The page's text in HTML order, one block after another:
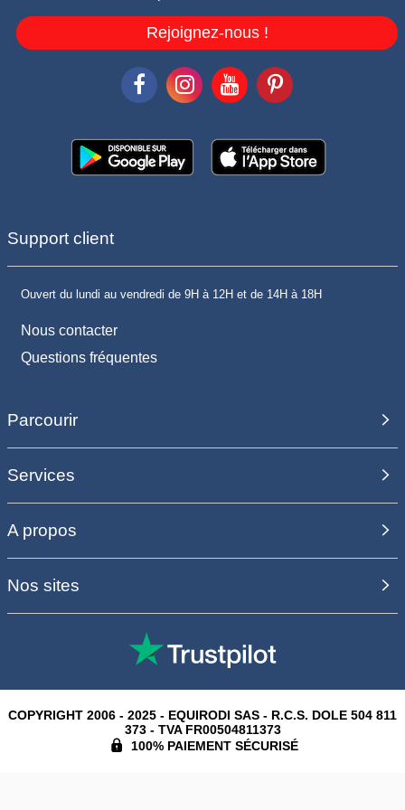
Rejoignez-nous !
Support client
Ouvert du lundi au vendredi de 9H à 12H et de 14H à 18H
Nous contacter
Questions fréquentes
Parcourir
Services
A propos
Nos sites
COPYRIGHT 2006 - 2025 - EQUIRODI SAS - R.C.S. DOLE 504 811
373 - TVA FR00504811373
100% PAIEMENT SÉCURISÉ